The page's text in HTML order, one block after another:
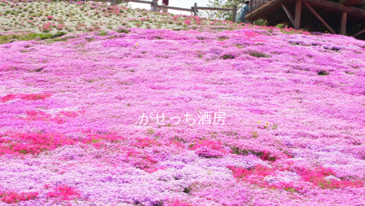
がせっち酒房